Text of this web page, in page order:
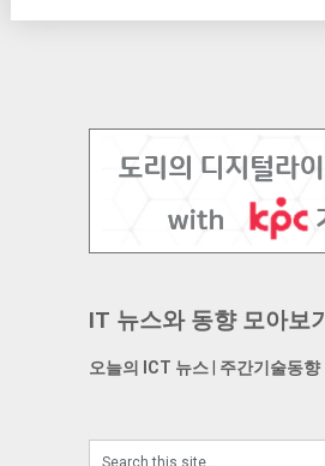
IT 뉴스와 동향 모아보기
오늘의 ICT 뉴스| 주간기술동향